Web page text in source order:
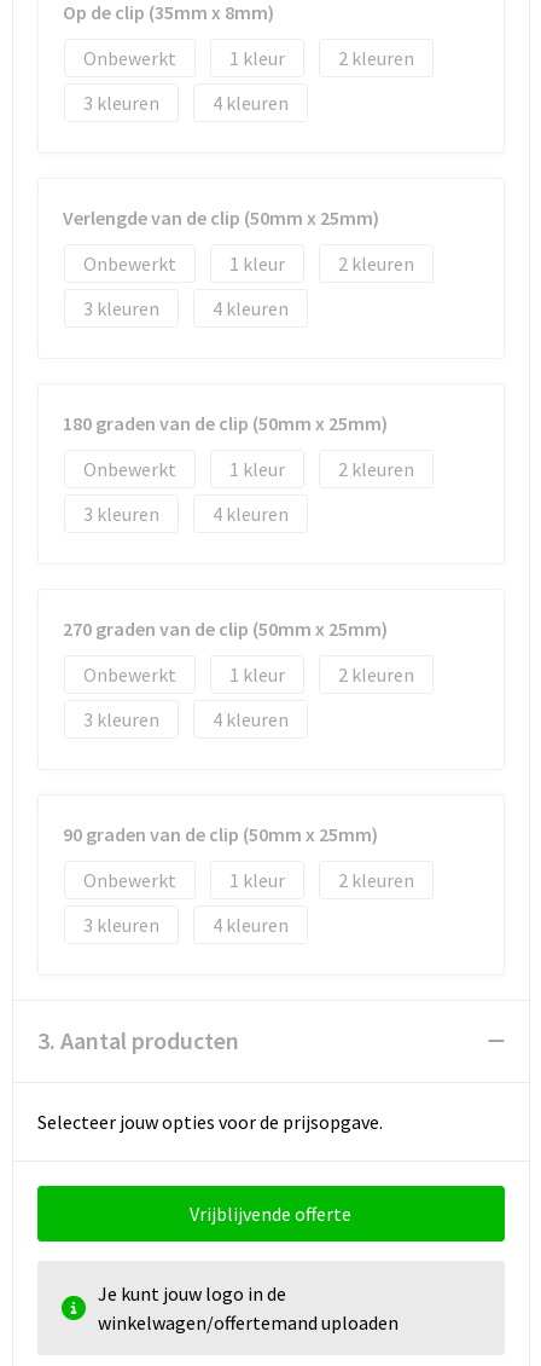
Op de clip (35mm x 8mm)
Onbewerkt
1
2
3
4
Verlengde van de clip (50mm x 25mm)
Onbewerkt
1
2
3
4
180 graden van de clip (50mm x 25mm)
Onbewerkt
1
2
3
4
270 graden van de clip (50mm x 25mm)
Onbewerkt
1
2
3
4
90 graden van de clip (50mm x 25mm)
Onbewerkt
1
2
3
4
3. Aantal producten
Selecteer jouw opties voor de prijsopgave.
Vrijblijvende offerte
Je kunt jouw logo in de
winkelwagen/offertemand uploaden